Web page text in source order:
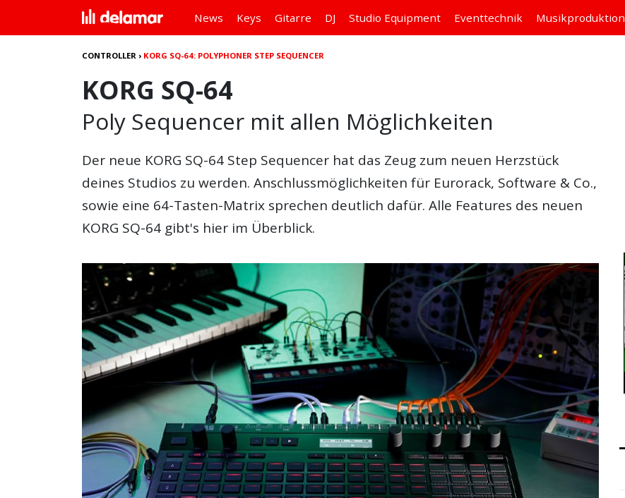
News Keys Gitarre DJ Studio Equipment Eventtechnik Musikproduktion
CONTROLLER › KORG SQ-64: POLYPHONER STEP SEQUENCER
KORG SQ-64
Poly Sequencer mit allen Möglichkeiten
Der neue KORG SQ-64 Step Sequencer hat das Zeug zum neuen Herzstück
deines Studios zu werden. Anschlussmöglichkeiten für Eurorack, Software & Co.,
sowie eine 64-Tasten-Matrix sprechen deutlich dafür. Alle Features des neuen
KORG SQ-64 gibt's hier im Überblick.